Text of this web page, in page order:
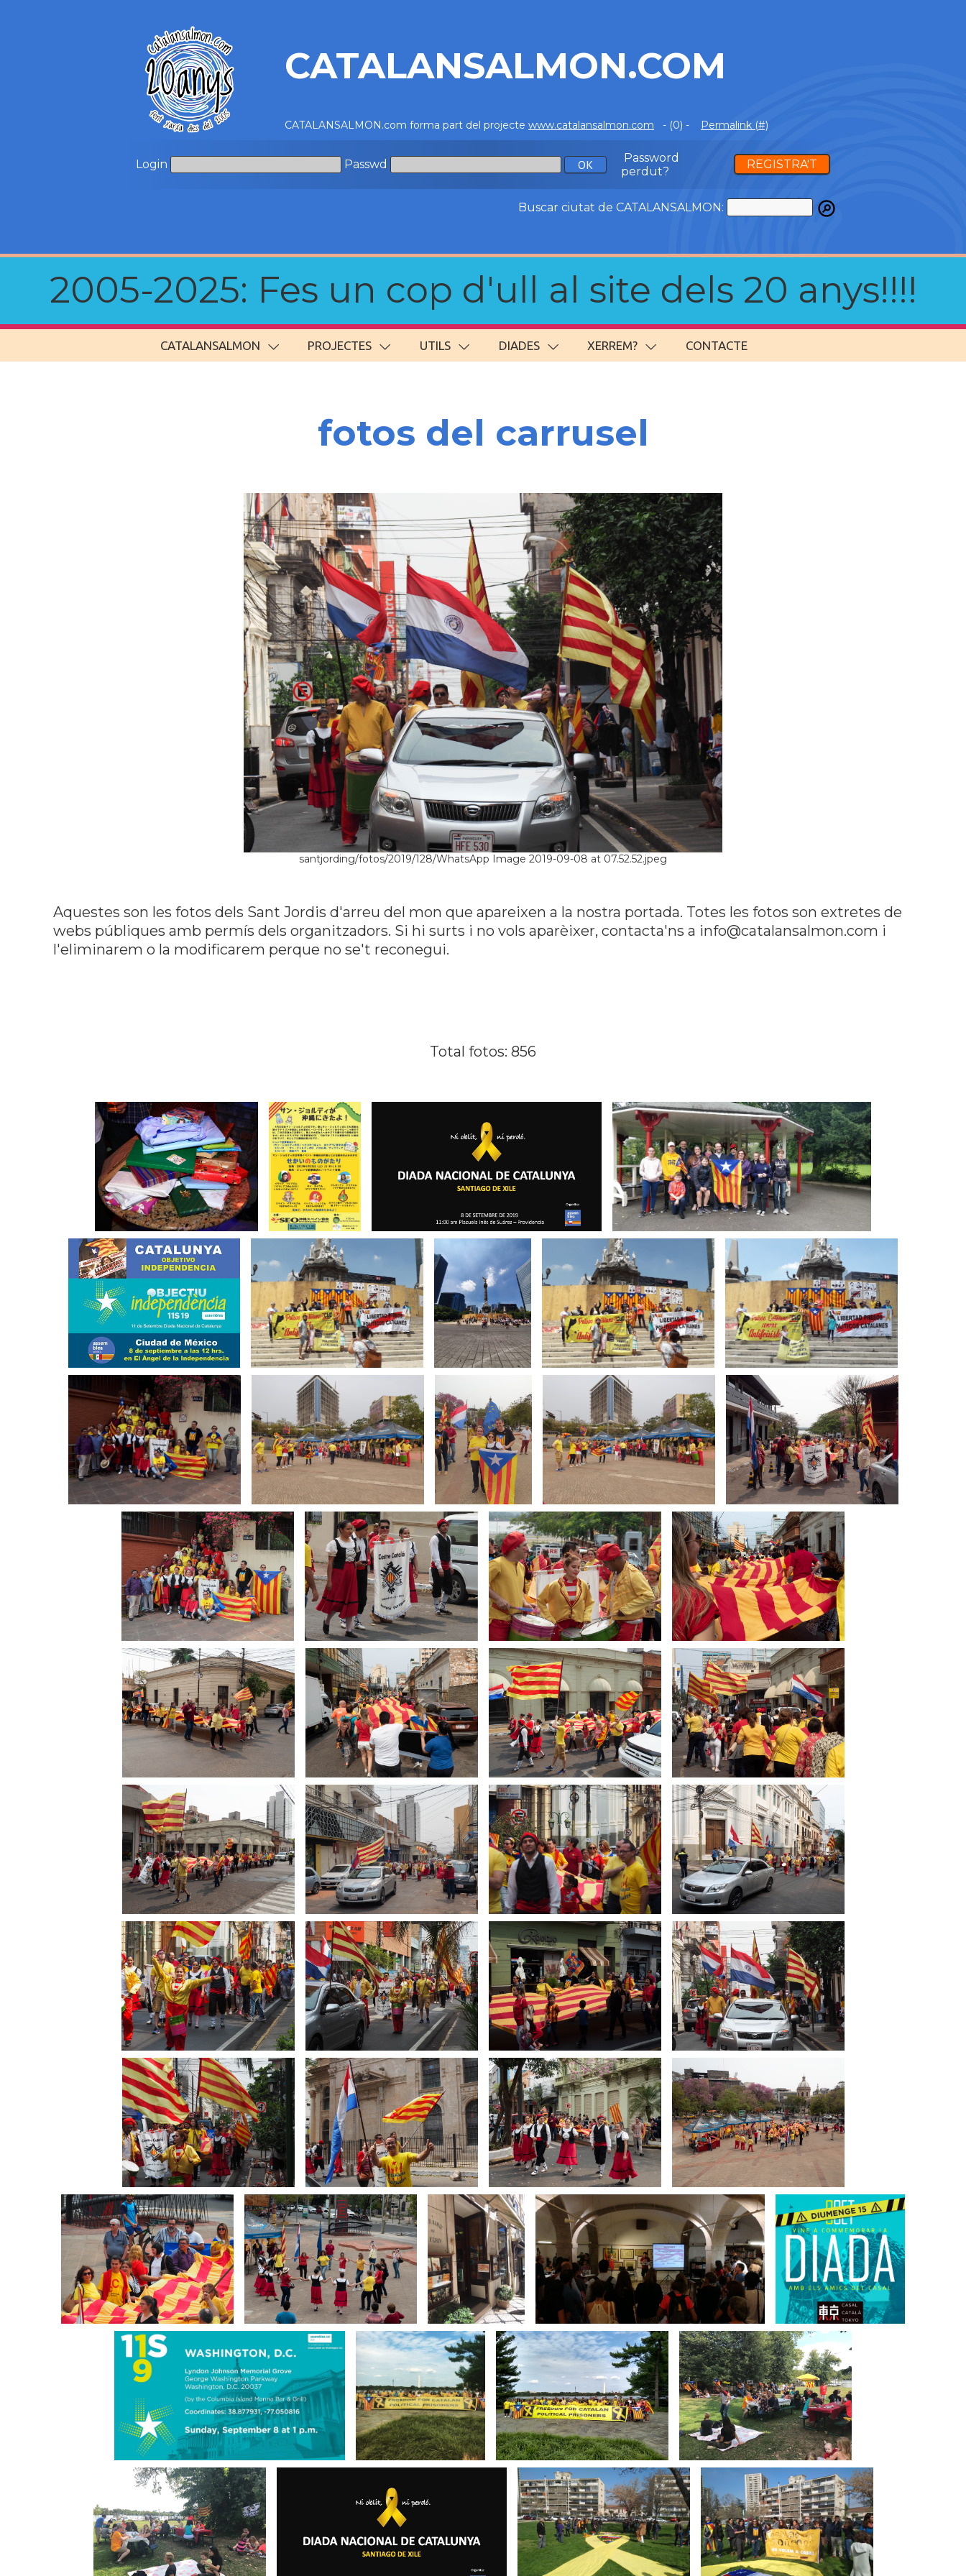
CATALANSALMON.COM
CATALANSALMON.com forma part del projecte www.catalansalmon.com - (0) - Permalink (#)
Login Passwd
Password
perdut?
REGISTRA'T
Buscar ciutat de CATALANSALMON:
2005-2025: Fes un cop d'ull al site dels 20 anys!!!!
CATALANSALMON PROJECTES UTILS DIADES XERREM? CONTACTE
fotos del carrusel
santjording/fotos/2019/128/WhatsApp Image 2019-09-08 at 07.52.52.jpeg
Aquestes son les fotos dels Sant Jordis d'arreu del mon que apareixen a la nostra portada. Totes les fotos son extretes de
webs públiques amb permís dels organitzadors. Si hi surts i no vols aparèixer, contacta'ns a info@catalansalmon.com i
l'eliminarem o la modificarem perque no se't reconegui.
Total fotos: 856